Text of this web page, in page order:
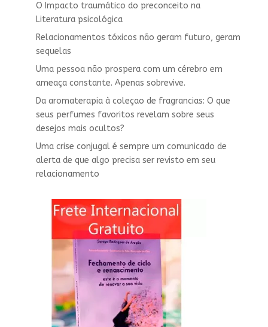
O Impacto traumático do preconceito na
Literatura psicológica
Relacionamentos tóxicos não geram futuro, geram
sequelas
Uma pessoa não prospera com um cérebro em
ameaça constante. Apenas sobrevive.
Da aromaterapia à coleçao de fragrancias: O que
seus perfumes favoritos revelam sobre seus
desejos mais ocultos?
Uma crise conjugal é sempre um comunicado de
alerta de que algo precisa ser revisto em seu
relacionamento